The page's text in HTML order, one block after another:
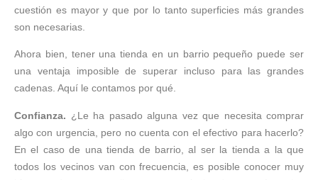
cuestión es mayor y que por lo tanto superficies más grandes
son necesarias.
Ahora bien, tener una tienda en un barrio pequeño puede ser
una ventaja imposible de superar incluso para las grandes
cadenas. Aquí le contamos por qué.
Confianza. ¿Le ha pasado alguna vez que necesita comprar
algo con urgencia, pero no cuenta con el efectivo para hacerlo?
En el caso de una tienda de barrio, al ser la tienda a la que
todos los vecinos van con frecuencia, es posible conocer muy